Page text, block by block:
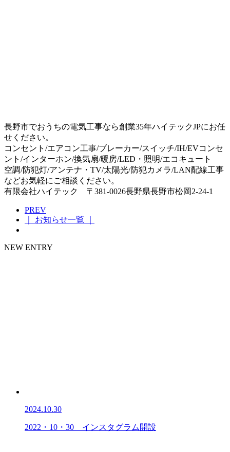
長野市でおうちの電気工事なら創業35年ハイテックJPにお任
せください。
コンセント/エアコン工事/ブレーカー/スイッチ/IH/EVコンセ
ント/インターホン/換気扇/暖房/LED・照明/エコキュート
空調/防犯灯/アンテナ・TV/太陽光/防犯カメラ/LAN配線工事
などお気軽にご相談ください。
有限会社ハイテック 〒381-0026長野県長野市松岡2-24-1
PREV
｜ お知らせ一覧 ｜
NEW ENTRY
2024.10.30
2022・10・30 インスタグラム開設